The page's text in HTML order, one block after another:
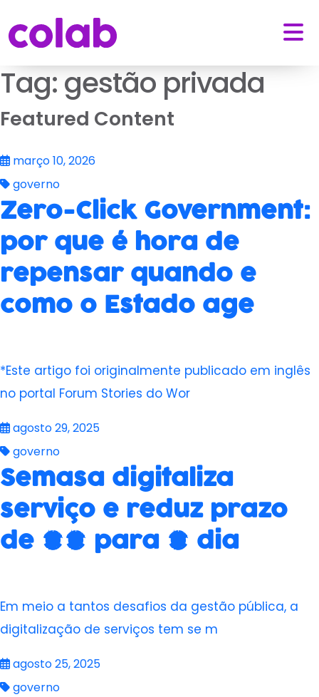
Tag: gestão privada
Featured Content
março 10, 2026
governo
Zero-Click Government:
por que é hora de
repensar quando e
como o Estado age
*Este artigo foi originalmente publicado em inglês
no portal Forum Stories do Wor
agosto 29, 2025
governo
Semasa digitaliza
serviço e reduz prazo
de 20 para 1 dia
Em meio a tantos desafios da gestão pública, a
digitalização de serviços tem se m
agosto 25, 2025
governo